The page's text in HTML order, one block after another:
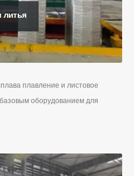
литья
плавление и листовое
оборудованием для